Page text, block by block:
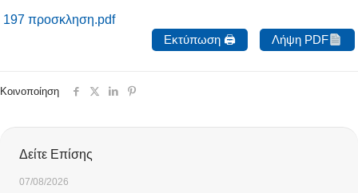
197 προσκληση.pdf
Εκτύπωση 🖨
Λήψη PDF
Κοινοποίηση
Δείτε Επίσης
07/08/2026